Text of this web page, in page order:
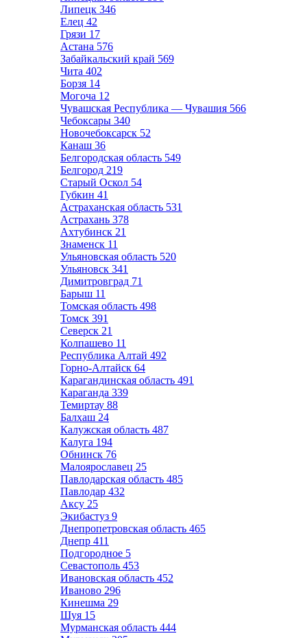
Липецк 346
Елец 42
Грязи 17
Астана 576
Забайкальский край 569
Чита 402
Борзя 14
Могоча 12
Чувашская Республика — Чувашия 566
Чебоксары 340
Новочебоксарск 52
Канаш 36
Белгородская область 549
Белгород 219
Старый Оскол 54
Губкин 41
Астраханская область 531
Астрахань 378
Ахтубинск 21
Знаменск 11
Ульяновская область 520
Ульяновск 341
Димитровград 71
Барыш 11
Томская область 498
Томск 391
Северск 21
Колпашево 11
Республика Алтай 492
Горно-Алтайск 64
Карагандинская область 491
Караганда 339
Темиртау 88
Балхаш 24
Калужская область 487
Калуга 194
Обнинск 76
Малоярославец 25
Павлодарская область 485
Павлодар 432
Аксу 25
Экибастуз 9
Днепропетровская область 465
Днепр 411
Подгородное 5
Севастополь 453
Ивановская область 452
Иваново 296
Кинешма 29
Шуя 15
Мурманская область 444